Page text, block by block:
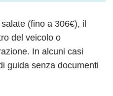
(fino a 306€), il
del veicolo o
In alcuni casi
guida senza documenti